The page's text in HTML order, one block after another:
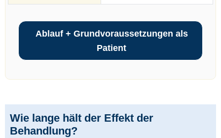
Ablauf + Grundvoraussetzungen als
Patient
Wie lange hält der Effekt der
Behandlung?